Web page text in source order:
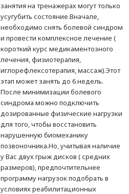
занятия на тренажерах могут только
усугубить состояние.Вначале,
необходимо снять болевой синдром
и провести комплексное лечение (
короткий курс медикаментозного
лечения, физиотерапия,
иглорефлексотерапия, массаж).Этот
этап может занять до 6 недель.
После минимизации болевого
синдрома можно подключить
дозированные физические нагрузки
для того, чтобы восстановить
нарушенную биомеханику
позвоночника.Но, учитывая наличие
у Вас двух грыж дисков ( средних
размеров), предпочтительнее
программу нагрузок подобрать в
условиях реабилитационных